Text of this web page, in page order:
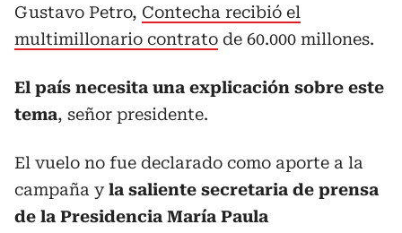
Gustavo Petro, Contecha recibió el
multimillonario contrato de 60.000 millones.
El país necesita una explicación sobre este
tema, señor presidente.
El vuelo no fue declarado como aporte a la
campaña yla saliente secretaria de prensa
de la Presidencia María Paula